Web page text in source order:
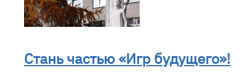
Стань частью «Игр будущего»!